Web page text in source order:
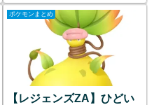
ポケモンまとめ
【レジェンズZA】ひどい